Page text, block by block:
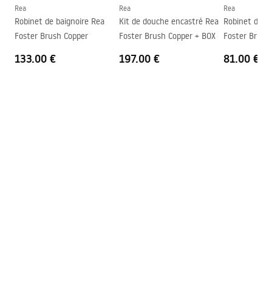
Diamètre de raccordement
Garantie
5 ans
Informations de sécurité
Safety_Information_Faucets.pdf
Rea
Robinet de baignoire Rea
Foster Brush Copper
133.00 €
Rea
Kit de douche encastré Rea
Foster Brush Copper + BOX
197.00 €
Rea
Robinet de
Foster Brush
81.00 €